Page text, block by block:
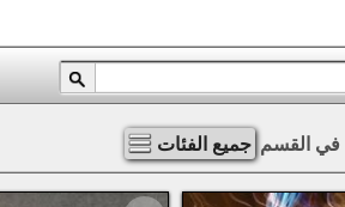
في القسم جميع الفئات